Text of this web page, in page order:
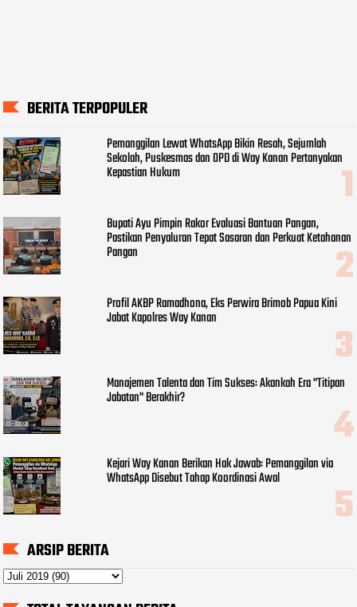
BERITA TERPOPULER
Pemanggilan Lewat WhatsApp Bikin Resah, Sejumlah
Sekolah, Puskesmas dan OPD di Way Kanan Pertanyakan
Kepastian Hukum
Bupati Ayu Pimpin Rakor Evaluasi Bantuan Pangan,
Pastikan Penyaluran Tepat Sasaran dan Perkuat Ketahanan
Pangan
Profil AKBP Ramadhona, Eks Perwira Brimob Papua Kini
Jabat Kapolres Way Kanan
Manajemen Talenta dan Tim Sukses: Akankah Era "Titipan
Jabatan" Berakhir?
Kejari Way Kanan Berikan Hak Jawab: Pemanggilan via
WhatsApp Disebut Tahap Koordinasi Awal
ARSIP BERITA